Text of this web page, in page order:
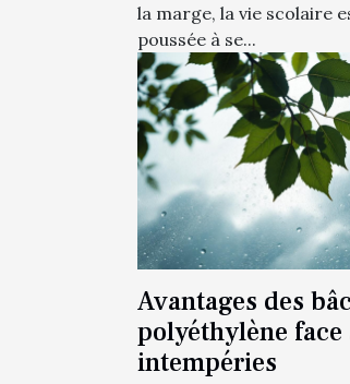
la marge, la vie scolaire
poussée à se...
Avantages des
polyéthylène face
intempéries